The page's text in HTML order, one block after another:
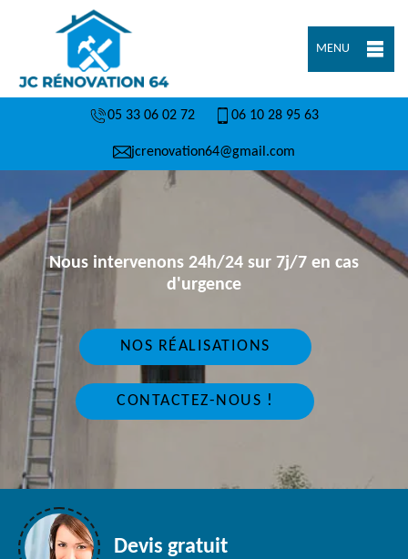
MENU
05 33 06 02 72 06 10 28 95 63
jcrenovation64@gmail.com
Nous intervenons 24h/24 sur 7j/7 en cas
d'urgence
NOS RÉALISATIONS
CONTACTEZ-NOUS !
Devis gratuit